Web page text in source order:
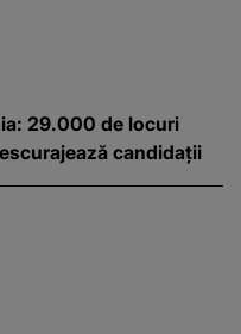
29.000 de locuri
candidații